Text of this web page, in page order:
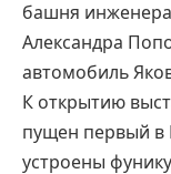
башня
Александра
автомобиль
К открытию
пущен первый в
устроены